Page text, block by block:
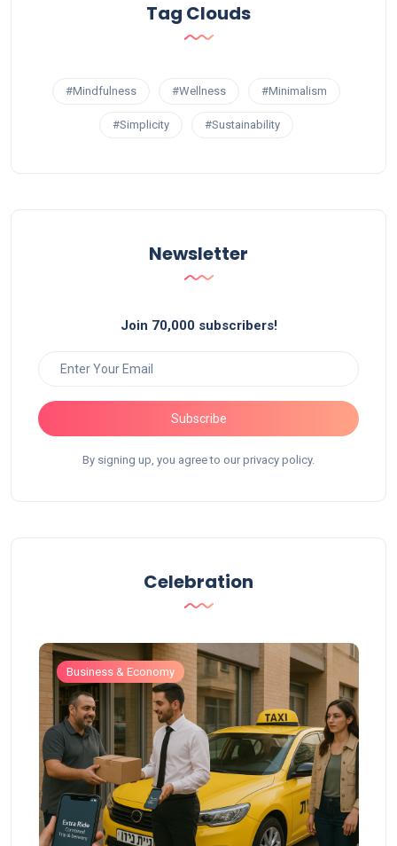
Tag Clouds
#Mindfulness #Wellness #Minimalism
#Simplicity #Sustainability
Newsletter
Join 70,000 subscribers!
Subscribe
By signing up, you agree to our privacy policy.
Celebration
Business & Economy